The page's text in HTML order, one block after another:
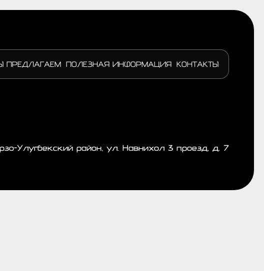
ПРЕДЛАГАЕМ ПОЛЕЗНАЯ ИНФОРМАЦИЯ КОНТАКТЫ
Улугбекский район, ул. Навнихол 3 проезд, д. 7